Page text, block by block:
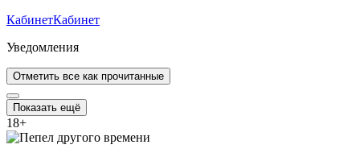
КабинетКабинет
Уведомления
Отметить все как прочитанные
Показать ещё
18+